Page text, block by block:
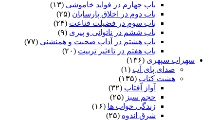
باب چهارم در فواید خاموشى (۱۳)
باب دوم در اخلاق پارسایان (۲۵)
باب سوم در فضیلت قناعت (۲۴)
باب ششم در ناتوانى و پیرى (۹)
باب هشتم در آداب صحبت و همنشنى (۷۷)
باب هفتم در تاءثیر تربیت (۲۰)
سهراب سپهری (۱۳۶)
صدای پای آب (۱)
هشت کتاب (۱۳۵)
آواز آفتاب (۳۲)
حجم سبز (۲۵)
زندگی خواب ها (۱۶)
شرق اندوه (۲۵)